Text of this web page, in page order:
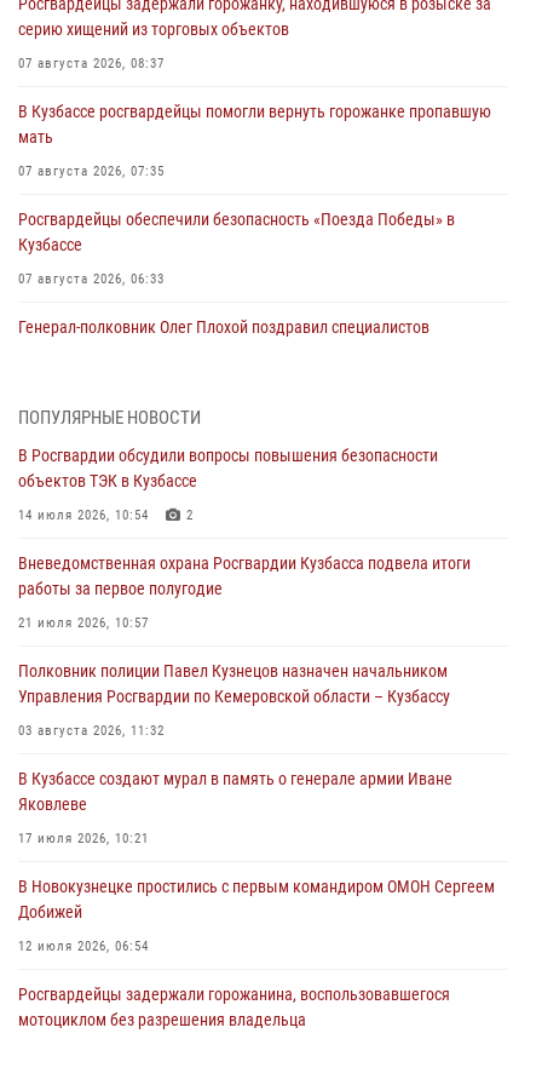
серию хищений из торговых объектов
07 августа 2026, 08:37
В Кузбассе росгвардейцы помогли вернуть горожанке пропавшую
мать
07 августа 2026, 07:35
Росгвардейцы обеспечили безопасность «Поезда Победы» в
Кузбассе
07 августа 2026, 06:33
Генерал-полковник Олег Плохой поздравил специалистов
07 августа 2026, 05:32
С 1 сентября 2026 года вступает в силу новый федеральный закон о
частной охранной деятельности
06 августа 2026, 10:19
Росгвардейцы задержали предполагаемого виновника причинения
ножевого ранения кемеровчанину
06 августа 2026, 09:18
Росгвардейцы задержали мужчину, повредившего имущество
горожанки
06 августа 2026, 08:17
Росгвардейцы пресекли противоправные действия и защитили
новокузнечанку от агрессивного знакомого
06 августа 2026, 07:16
ПОПУЛЯРНЫЕ НОВОСТИ
В Росгвардии обсудили вопросы повышения безопасности
объектов ТЭК в Кузбассе
14 июля 2026, 10:54 2
Вневедомственная охрана Росгвардии Кузбасса подвела итоги
работы за первое полугодие
21 июля 2026, 10:57
Полковник полиции Павел Кузнецов назначен начальником
Управления Росгвардии по Кемеровской области – Кузбассу
03 августа 2026, 11:32
В Кузбассе создают мурал в память о генерале армии Иване
Яковлеве
17 июля 2026, 10:21
В Новокузнецке простились с первым командиром ОМОН Сергеем
Добижей
12 июля 2026, 06:54
Росгвардейцы задержали горожанина, воспользовавшегося
мотоциклом без разрешения владельца